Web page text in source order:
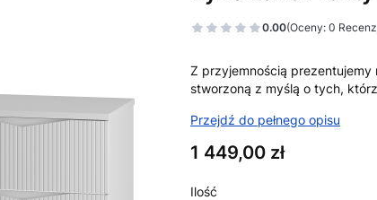
0.00(Oceny: 0
Z przyjemnością prezentujemy
stworzoną z myślą o tych,
Przejdź do pełnego opisu
Cena
1 449,00 zł
Ilość